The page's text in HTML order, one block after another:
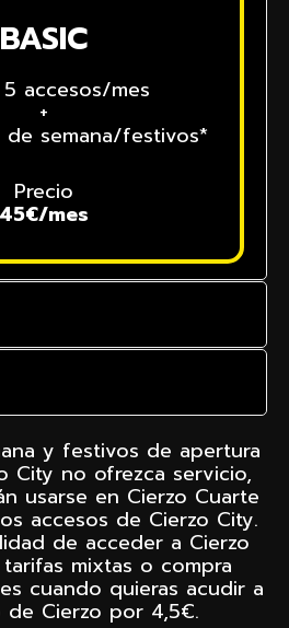
BASIC
accesos/mes
+
de semana/festivos*
Precio
45€/mes
y festivos de apertura
City no ofrezca servicio,
usarse en Cierzo Cuarte
accesos de Cierzo City.
de acceder a Cierzo
mixtas o compra
cuando quieras acudir a
Cierzo por 4,5€.